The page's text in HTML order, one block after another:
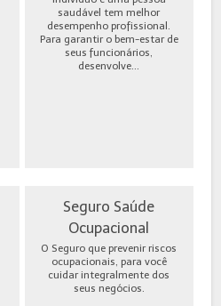
saudável tem melhor
desempenho profissional.
Para garantir o bem-estar de
seus funcionários,
desenvolve...
Seguro Saúde
Ocupacional
O Seguro que prevenir riscos
ocupacionais, para você
cuidar integralmente dos
seus negócios.